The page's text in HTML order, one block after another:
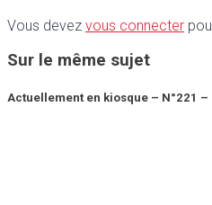
Vous devez vous connecter
Sur le même sujet
Actuellement en kiosque – N°221